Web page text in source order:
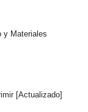
y Materiales
[Actualizado]